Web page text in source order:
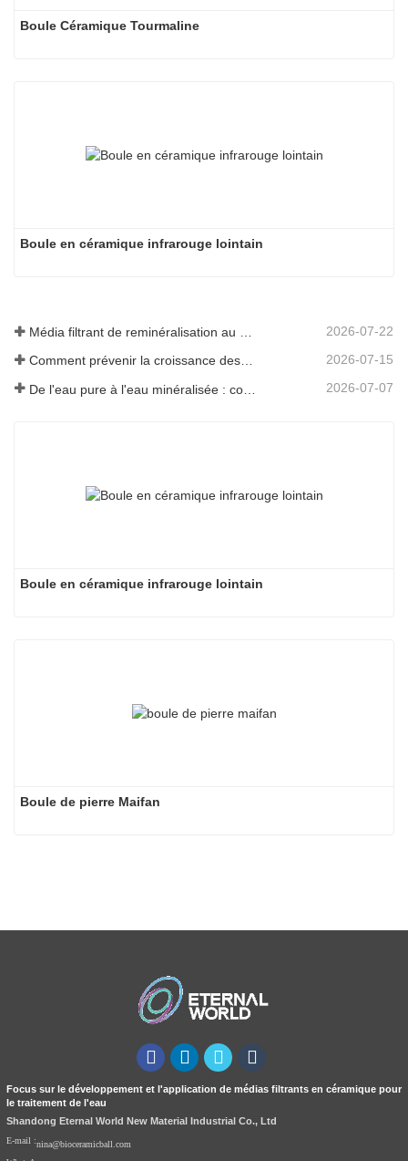
Boule Céramique Tourmaline
Boule en céramique infrarouge lointain
2026-07-22
Comment prévenir la croissance des odeurs et des bactéries dans les réservoirs d'eaux usées des balayeuses de sol 2026-07-15
2026-07-07
Boule en céramique infrarouge lointain
Boule de pierre Maifan
Focus sur le développement et l'application de médias filtrants en céramique pour
le traitement de l'eau
Shandong Eternal World New Material Industrial Co., Ltd
E-mail :nina@bioceramicball.com